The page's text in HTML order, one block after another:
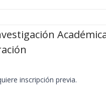
inscripción previa.